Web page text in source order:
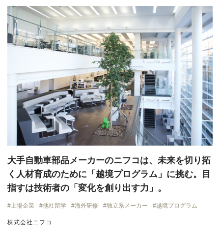
大手自動車部品メーカーのニフコは、未来を切り拓
く人材育成のために「越境プログラム」に挑む。目
指すは技術者の「変化を創り出す力」。
上場企業 他社留学 海外研修 独立系メーカー 越境プログラム
株式会社ニフコ